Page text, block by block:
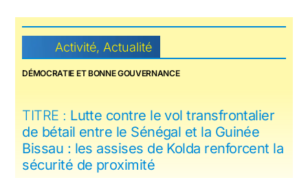
Activité, Actualité
DÉMOCRATIE ET BONNE GOUVERNANCE
TITRE : Lutte contre le vol transfrontalier
de bétail entre le Sénégal et la Guinée
Bissau : les assises de Kolda renforcent la
sécurité de proximité